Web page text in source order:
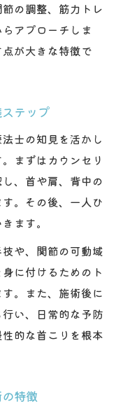
の調整、筋力トレ
アプローチしま
が大きな特徴で
テップ
士の知見を活かし
まずはカウンセリ
、首や肩、背中の
。その後、一人ひ
ます。
や、関節の可動域
に付けるためのト
。また、施術後に
い、日常的な予防
的な首こりを根本
特徴